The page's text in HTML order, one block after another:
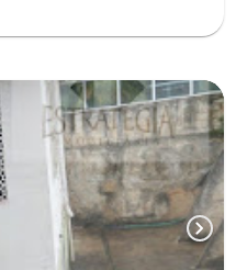
chevron_right